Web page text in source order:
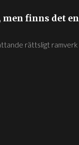
finns det en
rättsligt ramverk